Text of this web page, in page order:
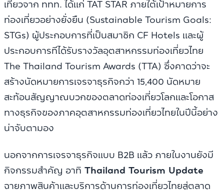
เที่ยวจาก ททท. ได้แก่ TAT STAR ภายใต้เป้าหมายการ
ท่องเที่ยวอย่างยั่งยืน (Sustainable Tourism Goals:
STGs) ผู้ประกอบการที่เป็นสมาชิก CF Hotels และผู้
ประกอบการทีได้รับรางวัลอุตสาหกรรมท่องเที่ยวไทย
The Thailand Tourism Awards (TTA) ซึ่งคาดว่าจะ
สร้างนัดหมายการเจรจาธุรกิจกว่า 15,400 นัดหมาย
สะท้อนสัญญาณบวกของตลาดท่องเที่ยวโลกและโอกาส
ทางธุรกิจของภาคอุตสาหกรรมท่องเที่ยวไทยในปีนี้อย่าง
น่าจับตามอง
นอกจากการเจรจาธุรกิจแบบ B2B แล้ว ภายในงานยังมี
กิจกรรมสำคัญ อาทิ Thailand Tourism Update
ฉายภาพสินค้าและบริการด้านการท่องเที่ยวไทยสู่ตลาด